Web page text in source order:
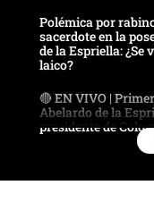
Polémica por
sacerdote en la
de la Espriella: ¿Se
laico?
🔴 EN VIVO |
Abelardo de la
presidente de